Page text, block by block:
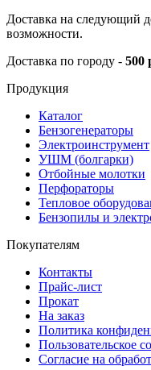
Доставка на следующий
возможности.
Доставка по городу - 500
Продукция
Каталог
Бензогенераторы
Электроинструмент
УШМ (болгарки)
Отбойные молотки
Перфораторы
Тепловое
Бензопилы и
Покупателям
Контакты
Прайс-лист
Прокат
На заказ
Политика
Пользовательское
Согласие на